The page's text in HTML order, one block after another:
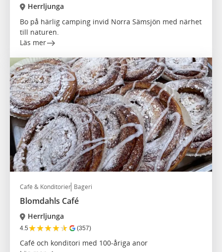
Herrljunga
Bo på härlig camping invid Norra Sämsjön med närhet
till naturen.
Läs mer
Café & Konditorier Bageri
Blomdahls Café
Herrljunga
4.5★★★★★ (357)
Café och konditori med 100-åriga anor